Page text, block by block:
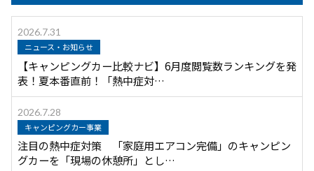
2026.7.31
ニュース・お知らせ
【キャンピングカー比較ナビ】6月度閲覧数ランキングを発
表！夏本番直前！「熱中症対…
2026.7.28
キャンピングカー事業
注目の熱中症対策 「家庭用エアコン完備」のキャンピン
グカーを「現場の休憩所」とし…